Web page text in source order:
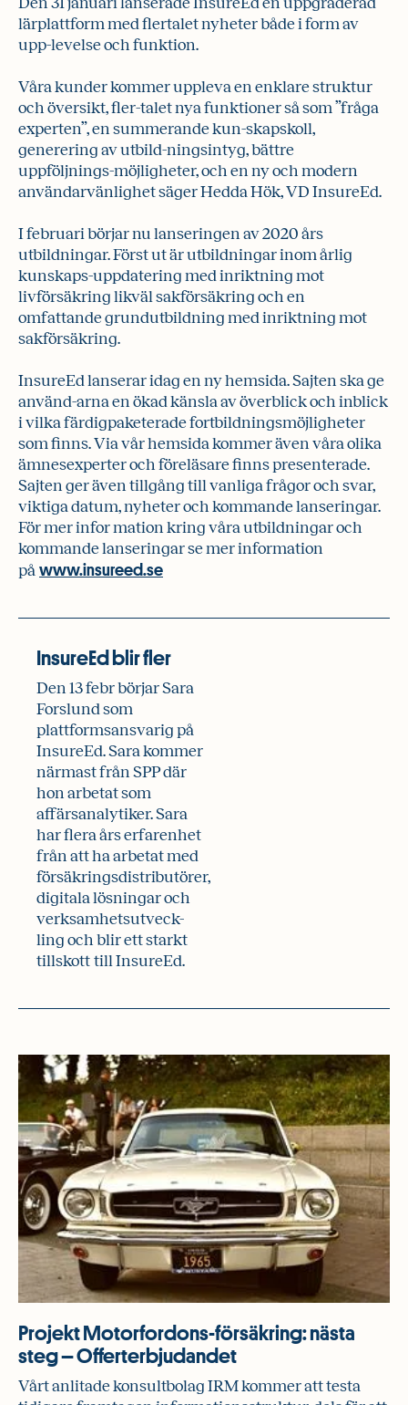
lärplattform med flertalet nyheter både i form av
upp-levelse och funktion.
Våra kunder kommer uppleva en enklare struktur
och översikt, fler-talet nya funktioner så som ”fråga
experten”, en summerande kun-skapskoll,
generering av utbild-ningsintyg, bättre
uppföljnings-möjligheter, och en ny och modern
användarvänlighet säger Hedda Hök, VD InsureEd.
I februari börjar nu lanseringen av 2020 års
utbildningar. Först ut är utbildningar inom årlig
kunskaps-uppdatering med inriktning mot
livförsäkring likväl sakförsäkring och en
omfattande grundutbildning med inriktning mot
sakförsäkring.
InsureEd lanserar idag en ny hemsida. Sajten ska ge
använd-arna en ökad känsla av överblick och inblick
i vilka färdigpaketerade fortbildningsmöjligheter
som finns. Via vår hemsida kommer även våra olika
ämnesexperter och föreläsare finns presenterade.
Sajten ger även tillgång till vanliga frågor och svar,
viktiga datum, nyheter och kommande lanseringar.
För mer infor mation kring våra utbildningar och
kommande lanseringar se mer information
på www.insureed.se
InsureEd blir fler
Den 13 febr börjar Sara
Forslund som
plattformsansvarig på
InsureEd. Sara kommer
närmast från SPP där
hon arbetat som
affärsanalytiker. Sara
har flera års erfarenhet
från att ha arbetat med
försäkringsdistributörer,
digitala lösningar och
verksamhetsutveck-
ling och blir ett starkt
tillskott till InsureEd.
Projekt Motorfordons-försäkring: nästa
steg – Offerterbjudandet
Vårt anlitade konsultbolag IRM kommer att testa